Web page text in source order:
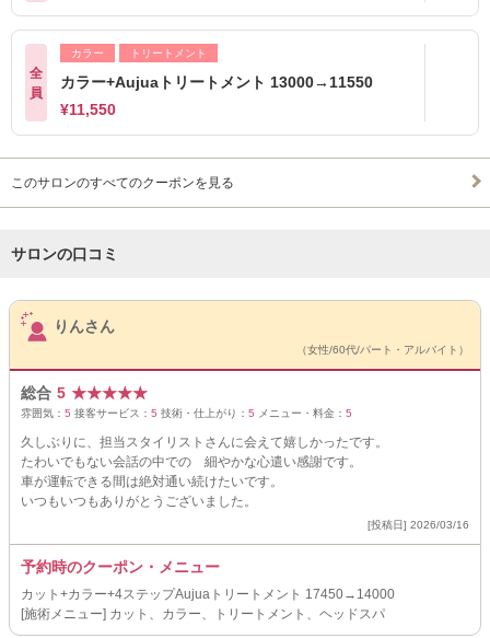
全
員
カラー トリートメント
カラー+Aujuaトリートメント 13000→11550
¥11,550
このサロンのすべてのクーポンを見る
サロンの口コミ
サロンPick Up
りんさん
（女性/60代/パート・アルバイト）
総合 5 ★★★★★
雰囲気： 5 接客サービス： 5 技術・仕上がり： 5 メニュー・料金： 5
久しぶりに、担当スタイリストさんに会えて嬉しかったです。
たわいでもない会話の中での 細やかな心遣い感謝です。
車が運転できる間は絶対通い続けたいです。
いつもいつもありがとうございました。
[投稿日] 2026/03/16
予約時のクーポン・メニュー
カット+カラー+4ステップAujuaトリートメント 17450→14000
[施術メニュー] カット、カラー、トリートメント、ヘッドスパ